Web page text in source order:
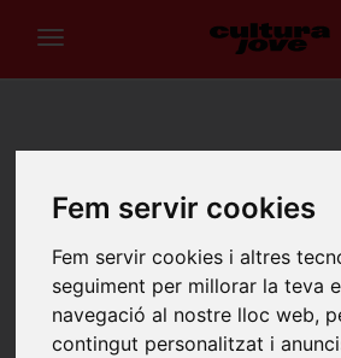
Fem servir cookies
Fem servir cookies i altres
seguiment per millorar la teva
navegació al nostre lloc web,
contingut personalitzat i
TEATRE CONDAL
Barcelona
Avinguda Paral·lel, 91